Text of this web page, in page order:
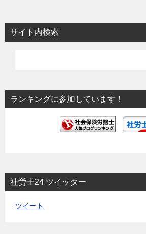
ビ
ゲ
ョ
ン
サイト内検索
ランキングに参加しています！
社労士24 ツイッター
ツイート